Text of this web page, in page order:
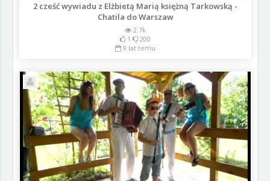
2 cześć wywiadu z Elżbietą Marią księżną Tarkowską -
Chatila do Warszaw
2.7k
1
200
9 lat temu